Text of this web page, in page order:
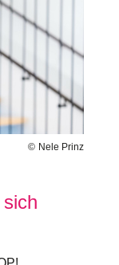
Nele Prinz